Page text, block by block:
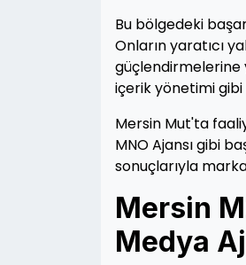
Bu bölgedeki
Onların yaratıcı
güçlendirmelerine
içerik yönetimi
Mersin Mut'ta
MNO Ajansı gibi
sonuçlarıyla
Mersin
Medya